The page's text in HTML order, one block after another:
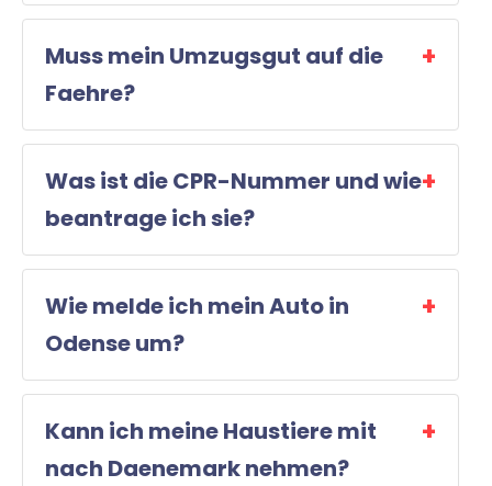
Muss mein Umzugsgut auf die
Faehre?
Was ist die CPR-Nummer und wie
beantrage ich sie?
Wie melde ich mein Auto in
Odense um?
Kann ich meine Haustiere mit
nach Daenemark nehmen?